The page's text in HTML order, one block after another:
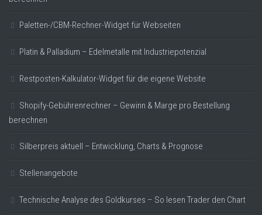
Paletten-/CBM-Rechner-Widget für Webseiten
Platin & Palladium – Edelmetalle mit Industriepotenzial
Restposten-Kalkulator-Widget für die eigene Website
Shopify-Gebührenrechner – Gewinn & Marge pro Bestellung
berechnen
Silberpreis aktuell – Entwicklung, Charts & Prognose
Stellenangebote
Technische Analyse des Goldkurses – So lesen Trader den Chart